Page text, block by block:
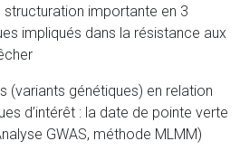
structuration importante en 3
impliqués dans la résistance aux
(variants génétiques) en relation
d’intérêt : la date de pointe verte
GWAS, méthode MLMM)